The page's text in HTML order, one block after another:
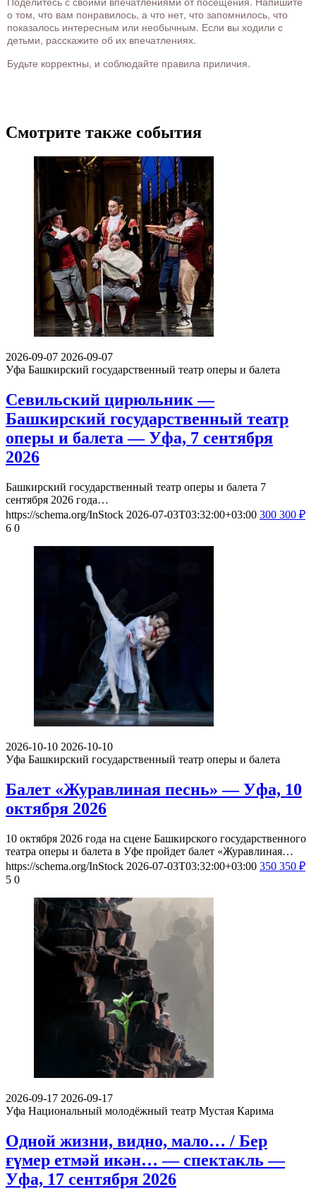
о том, что вам понравилось, а что нет, что запомнилось, что
показалось интересным или необычным. Если вы ходили с
детьми, расскажите об их впечатлениях.
Будьте корректны, и соблюдайте правила приличия.
Смотрите также события
2026-09-07 2026-09-07
Уфа Башкирский государственный театр оперы и балета
Севильский цирюльник —
Башкирский государственный театр
оперы и балета — Уфа, 7 сентября
2026
Башкирский государственный театр оперы и балета 7
сентября 2026 года…
https://schema.org/InStock 2026-07-03T03:32:00+03:00 300 300 ₽
6 0
2026-10-10 2026-10-10
Уфа Башкирский государственный театр оперы и балета
Балет «Журавлиная песнь» — Уфа, 10
октября 2026
10 октября 2026 года на сцене Башкирского государственного
театра оперы и балета в Уфе пройдет балет «Журавлиная…
https://schema.org/InStock 2026-07-03T03:32:00+03:00 350 350 ₽
5 0
2026-09-17 2026-09-17
Уфа Национальный молодёжный театр Мустая Карима
Одной жизни, видно, мало… / Бер
ғүмер етмәй икән… — спектакль —
Уфа, 17 сентября 2026